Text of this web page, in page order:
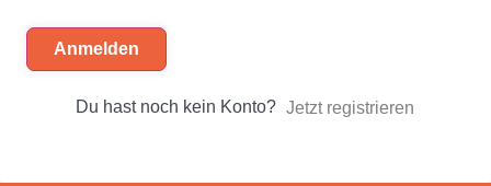
Anmelden
Du hast noch kein Konto? Jetzt registrieren